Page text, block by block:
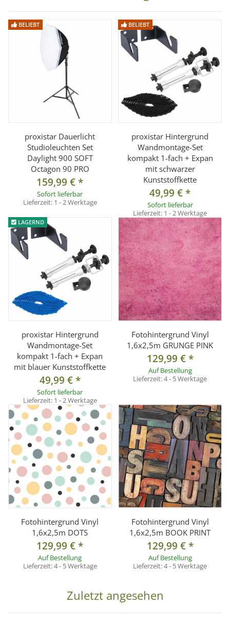
BELIEBT
proxistar Dauerlicht
Studioleuchten Set
Daylight 900 SOFT
Octagon 90 PRO
159,99 €*
Sofort lieferbar
Lieferzeit: 1 - 2 Werktage
BELIEBT
proxistar Hintergrund
Wandmontage-Set
kompakt 1-fach + Expan
mit schwarzer
Kunststoffkette
49,99 €*
Sofort lieferbar
Lieferzeit: 1 - 2 Werktage
LAGERND
proxistar Hintergrund
Wandmontage-Set
kompakt 1-fach + Expan
mit blauer Kunststoffkette
49,99 €*
Sofort lieferbar
Lieferzeit: 1 - 2 Werktage
Fotohintergrund Vinyl
1,6x2,5m GRUNGE PINK
129,99 €*
Auf Bestellung
Lieferzeit:4 - 5 Werktage
Fotohintergrund Vinyl
1,6x2,5m DOTS
129,99 €*
Auf Bestellung
Lieferzeit:4 - 5 Werktage
Fotohintergrund Vinyl
1,6x2,5m BOOK PRINT
129,99 €*
Auf Bestellung
Lieferzeit:4 - 5 Werktage
Zuletzt angesehen